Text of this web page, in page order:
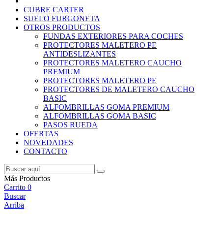
CUBRE CARTER
SUELO FURGONETA
OTROS PRODUCTOS
FUNDAS EXTERIORES PARA COCHES
PROTECTORES MALETERO PE
ANTIDESLIZANTES
PROTECTORES MALETERO CAUCHO
PREMIUM
PROTECTORES MALETERO PE
PROTECTORES DE MALETERO CAUCHO
BASIC
ALFOMBRILLAS GOMA PREMIUM
ALFOMBRILLAS GOMA BASIC
PASOS RUEDA
OFERTAS
NOVEDADES
CONTACTO
Más Productos
Carrito 0
Buscar
Arriba